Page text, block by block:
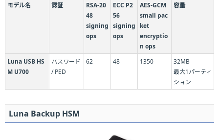
モデル名 認証
RSA-20
48
signing
ops
ECC P2
56
signing
ops
AES-GCM
small pac
ket
encryptio
n ops
容量
Luna USB HS
M U700
パスワード
/ PED
62 48 1350
32MB
最大1パーティ
ション
Luna Backup HSM